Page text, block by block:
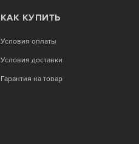
КАК КУПИТЬ
Условия оплаты
Условия доставки
Гарантия на товар